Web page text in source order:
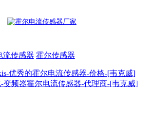
流传感器 霍尔传感器
优秀的霍尔电流传感器-价格-[韦克威]
-变频器霍尔电流传感器-代理商-[韦克威]